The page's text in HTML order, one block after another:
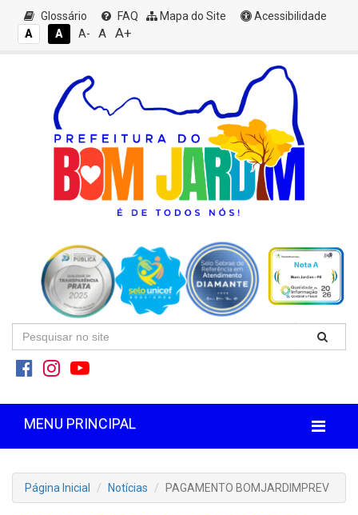
Glossário FAQ Mapa do Site
Acessibilidade
A
A A- A A+
MENU PRINCIPAL
Página Inicial Notícias PAGAMENTO BOMJARDIMPREV